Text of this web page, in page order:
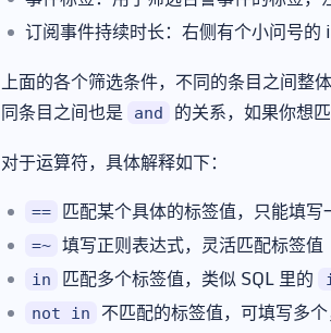
订阅事件持续时长：右侧有个小问号的
上面的各个筛选条件，不同的条目之间整
同条目之间也是
and 的关系，如果你想
对于运算符，具体解释如下：
== 匹配某个具体的标签值，只能填
=~ 填写正则表达式，灵活匹配标签值
in 匹配多个标签值，类似 SQL 里的
not in 不匹配的标签值，可填写多